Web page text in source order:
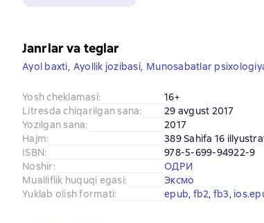
Janrlar va teglar
Ayol baxti, Ayollik jozibasi, Munosabatlar
Yosh cheklamasi:
16+
Litresda chiqarilgan sana:
29 avgust 2017
Yozilgan sana:
2017
Hajm:
389 Sahifa 16
ISBN:
978-5-699-94922-9
Noshir:
ОДРИ
Mualliflik huquqi egasi:
Эксмо
Yuklab olish formati: epub, fb2, fb3,